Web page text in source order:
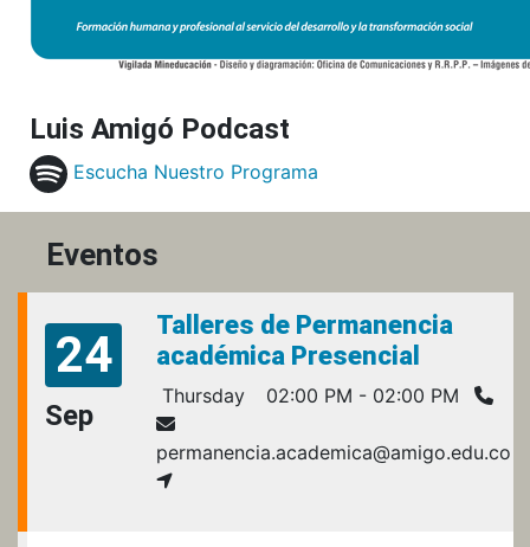
Luis Amigó Podcast
Escucha Nuestro Programa
Eventos
24
Sep
Talleres de Permanencia
académica Presencial
Thursday 02:00 PM - 02:00 PM
permanencia.academica@amigo.edu.co